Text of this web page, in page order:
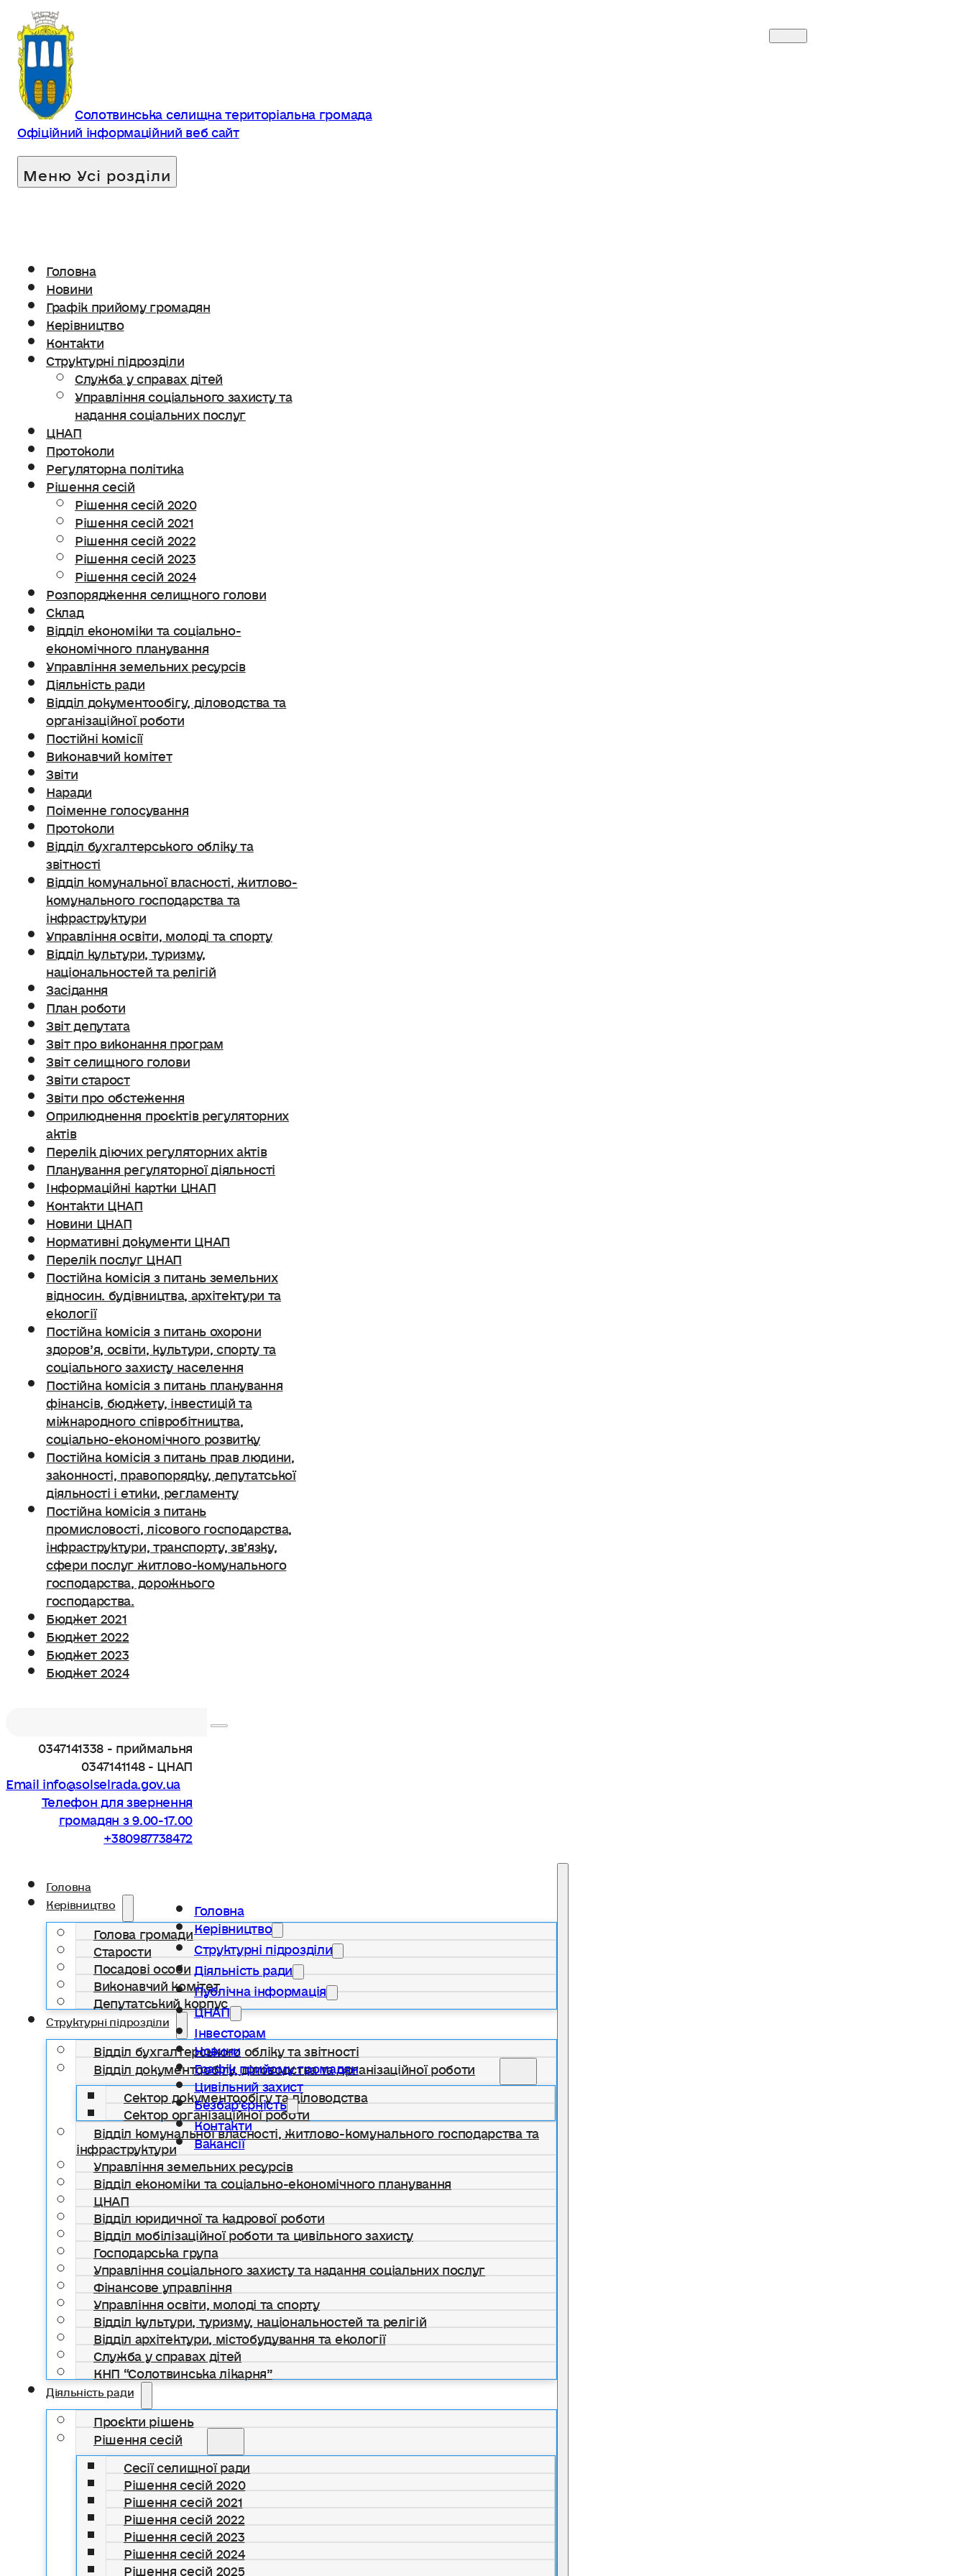
Солотвинська селищна територіальна громада
Офіційний інформаційний веб сайт
Головна
Новини
Графік прийому громадян
Керівництво
Контакти
Структурні підрозділи
Служба у справах дітей
Управління соціального захисту та
надання соціальних послуг
ЦНАП
Протоколи
Регуляторна політика
Рішення сесій
Рішення сесій 2020
Рішення сесій 2021
Рішення сесій 2022
Рішення сесій 2023
Рішення сесій 2024
Розпорядження селищного голови
Склад
Відділ економіки та соціально-
економічного планування
Управління земельних ресурсів
Діяльність ради
Відділ документообігу, діловодства та
організаційної роботи
Постійні комісії
Виконавчий комітет
Звіти
Наради
Поіменне голосування
Протоколи
Відділ бухгалтерського обліку та
звітності
Відділ комунальної власності, житлово-
комунального господарства та
інфраструктури
Управління освіти, молоді та спорту
Відділ культури, туризму,
національностей та релігій
Засідання
План роботи
Звіт депутата
Звіт про виконання програм
Звіт селищного голови
Звіти старост
Звіти про обстеження
Оприлюднення проєктів регуляторних
актів
Перелік діючих регуляторних актів
Планування регуляторної діяльності
Інформаційні картки ЦНАП
Контакти ЦНАП
Новини ЦНАП
Нормативні документи ЦНАП
Перелік послуг ЦНАП
Постійна комісія з питань земельних
відносин. будівництва, архітектури та
екології
Постійна комісія з питань охорони
здоров’я, освіти, культури, спорту та
соціального захисту населення
Постійна комісія з питань планування
фінансів, бюджету, інвестицій та
міжнародного співробітництва,
соціально-економічного розвитку
Постійна комісія з питань прав людини,
законності, правопорядку, депутатської
діяльності і етики, регламенту
Постійна комісія з питань
промисловості, лісового господарства,
інфраструктури, транспорту, зв’язку,
сфери послуг житлово-комунального
господарства, дорожнього
господарства.
Бюджет 2021
Бюджет 2022
Бюджет 2023
Бюджет 2024
0347141338 - приймальня
0347141148 - ЦНАП
Email info@solselrada.gov.ua
Телефон для звернення
громадян з 9.00-17.00
+380987738472
Головна
Керівництво
Голова громади
Старости
Посадові особи
Виконавчий комітет
Депутатський корпус
Структурні підрозділи
Відділ бухгалтерського обліку та звітності
Відділ документообігу, діловодства та організаційної роботи
Сектор документообігу та діловодства
Сектор організаційної роботи
Відділ комунальної власності, житлово-комунального господарства та
інфраструктури
Управління земельних ресурсів
Відділ економіки та соціально-економічного планування
ЦНАП
Відділ юридичної та кадрової роботи
Відділ мобілізаційної роботи та цивільного захисту
Господарська група
Управління соціального захисту та надання соціальних послуг
Фінансове управління
Управління освіти, молоді та спорту
Відділ культури, туризму, національностей та релігій
Відділ архітектури, містобудування та екології
Служба у справах дітей
КНП “Солотвинська лікарня”
Діяльність ради
Проєкти рішень
Рішення сесій
Сесії селищної ради
Рішення сесій 2020
Рішення сесій 2021
Рішення сесій 2022
Рішення сесій 2023
Рішення сесій 2024
Рішення сесій 2025
Головна
Керівництво
Структурні підрозділи
Діяльність ради
Публічна інформація
ЦНАП
Інвесторам
Новини
Графік прийому громадян
Цивільний захист
Безбар’єрність
Контакти
Вакансії